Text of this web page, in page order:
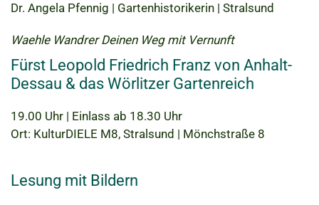
Dr. Angela Pfennig | Gartenhistorikerin | Stralsund
Waehle Wandrer Deinen Weg mit Vernunft
Fürst Leopold Friedrich Franz von Anhalt-
Dessau & das Wörlitzer Gartenreich
19.00 Uhr | Einlass ab 18.30 Uhr
Ort: KulturDIELE M8, Stralsund | Mönchstraße 8
Lesung mit Bildern